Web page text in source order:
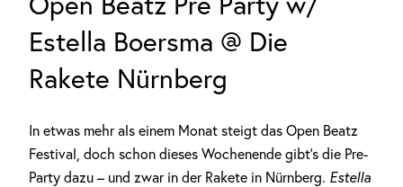
Estella Boersma @ Die
Rakete Nürnberg
In etwas mehr als einem Monat steigt das Open Beatz
Festival, doch schon dieses Wochenende gibt’s die Pre-
Party dazu – und zwar in der Rakete in Nürnberg. Estella